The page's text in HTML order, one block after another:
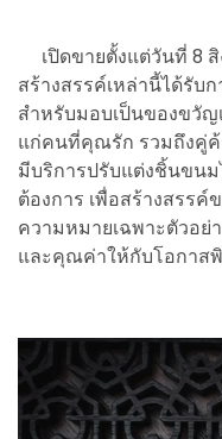
เปิดขายตั้งแต่วันที่ 8 สิ
สร้างสรรค์เหล่านี้ได้รับ
สำหรับมอบเป็นของขวั
แก่คนที่คุณรัก รวมถึงคู่
มีบริการปรับแต่งชิ้นขน
ต้องการ เพื่อสร้างสรร
ความหมายเฉพาะตัวอย่
และคุณค่าให้กับโอกาส